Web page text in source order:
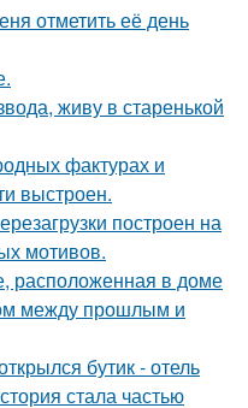
отметить её день
живу в старенькой
фактурах и
выстроен.
построен на
мотивов.
расположенная в доме
между прошлым и
бутик - отель
стала частью